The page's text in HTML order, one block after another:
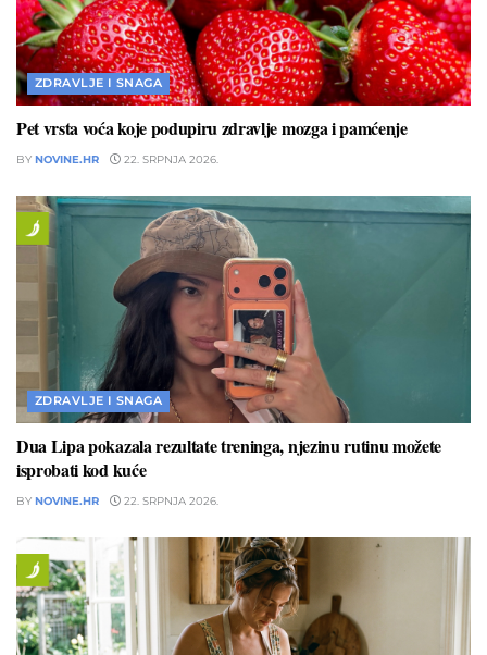
ZDRAVLJE I SNAGA
Pet vrsta voća koje podupiru zdravlje mozga i pamćenje
BY NOVINE.HR 22. SRPNJA 2026.
ZDRAVLJE I SNAGA
Dua Lipa pokazala rezultate treninga, njezinu rutinu možete
isprobati kod kuće
BY NOVINE.HR 22. SRPNJA 2026.